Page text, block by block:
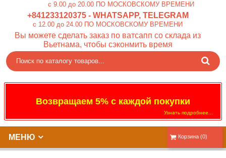
c 9.00 до 20.00 ПО МОСКОВСКОМУ ВРЕМЕНИ
+841233120375- WHATSAPP, TELEGRAM
c 12.00 до 24.00 ПО МОСКОВСКОМУ ВРЕМЕНИ
Вы можете сделать заказ по ватсапп со склада из
Вьетнама, чтобы сэконмить время
Возвращаем 5% с каждой покупки
Узнать подробнее...
Корзина (0)
МЕНЮ